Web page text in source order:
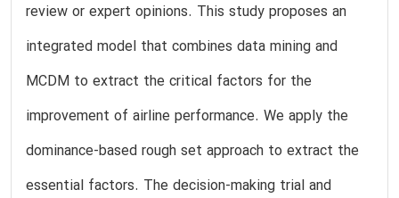
review or expert opinions. This study proposes an
integrated model that combines data mining and
MCDM to extract the critical factors for the
improvement of airline performance. We apply the
dominance-based rough set approach to extract the
essential factors. The decision-making trial and